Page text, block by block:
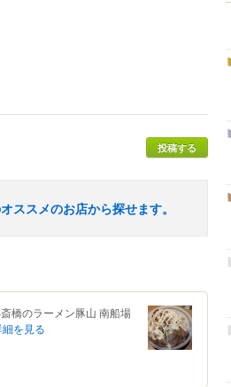
投稿する
ススメのお店から探せます。
橋のラーメン豚山 南船場
細を見る